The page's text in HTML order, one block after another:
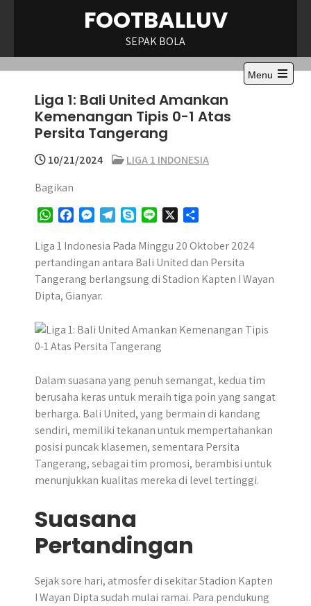
FOOTBALLUV
SEPAK BOLA
Menu
Open
Liga 1: Bali United Amankan
Kemenangan Tipis 0-1 Atas
Persita Tangerang
10/21/2024
LIGA 1 INDONESIA
Bagikan
W
a
t
s
A
c
e
b
o
s
s
e
n
r
l
e
g
y
p
e
n
e
a
r
e
Liga 1 Indonesia Pada Minggu 20 Oktober 2024
pertandingan antara Bali United dan Persita
Tangerang berlangsung di Stadion Kapten I Wayan
Dipta, Gianyar.
Dalam suasana yang penuh semangat, kedua tim
berusaha keras untuk meraih tiga poin yang sangat
berharga. Bali United, yang bermain di kandang
sendiri, memiliki tekanan untuk mempertahankan
posisi puncak klasemen, sementara Persita
Tangerang, sebagai tim promosi, berambisi untuk
menunjukkan kualitas mereka di level tertinggi.
Suasana
Pertandingan
Sejak sore hari, atmosfer di sekitar Stadion Kapten
I Wayan Dipta sudah mulai ramai. Para pendukung